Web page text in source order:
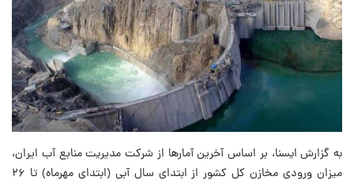
به گزارش ایسنا، ‌بر اساس آخرین آمارها از شرکت مدیریت منابع آب ایران،
‌میزان ورودی مخازن کل کشور از ابتدای سال آبی (ابتدای مهرماه) تا ۲۶